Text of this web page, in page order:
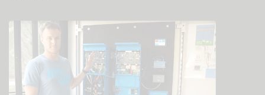
Verificate la base di conoscenze della
comunità